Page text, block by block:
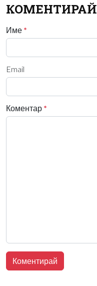
КОМЕНТИРАЙ
Име *
Email
Коментар *